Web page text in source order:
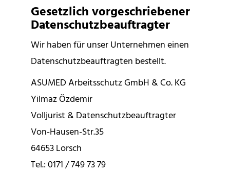
Gesetzlich vorgeschriebener
Datenschutzbeauftragter
Wir haben für unser Unternehmen einen
Datenschutzbeauftragten bestellt.
ASUMED Arbeitsschutz GmbH & Co. KG
Yilmaz Özdemir
Volljurist & Datenschutzbeauftragter
Von-Hausen-Str.35
64653 Lorsch
Tel.: 0171 / 749 73 79